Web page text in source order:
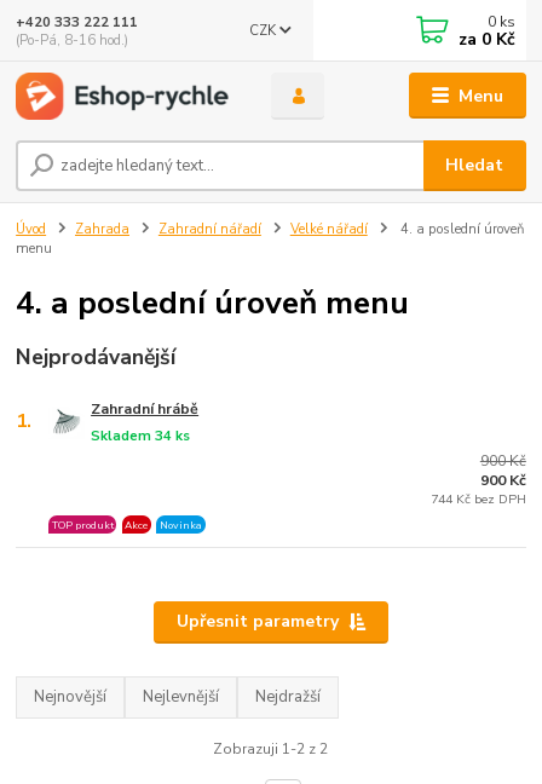
Menu
CZK
Hledat
+420 333 222 111
(Po-Pá, 8-16 hod.)
0 ks
za 0 Kč
Úvod Zahrada Zahradní nářadí Velké nářadí
4. a poslední úroveň
menu
4. a poslední úroveň menu
Nejprodávanější
1. Zahradní hrábě
Skladem 34 ks
TOP produkt Akce Novinka
900 Kč
900 Kč
744 Kč bez DPH
Upřesnit parametry
Nejnovější Nejlevnější Nejdražší
Zobrazuji 1-2 z 2
🤖 Eshop-rychle AI Chatbot
DEMO ukázka integrace Chaterimo do platformy eshop-